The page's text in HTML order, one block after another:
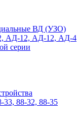
ВД (УЗО)
АД-12, АД-12, АД-4
серии
88-32, 88-35